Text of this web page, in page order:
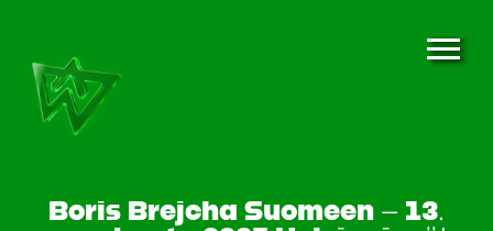
Boris Brejcha Suomeen – 13.